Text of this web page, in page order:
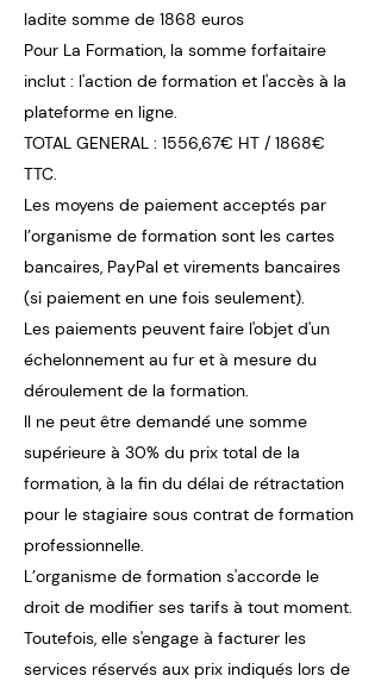
ladite somme de 1868 euros
Pour La Formation, la somme forfaitaire
inclut : l'action de formation et l'accès à la
plateforme en ligne.
TOTAL GENERAL : 1556,67€ HT / 1868€
TTC.
Les moyens de paiement acceptés par
l’organisme de formation sont les cartes
bancaires, PayPal et virements bancaires
(si paiement en une fois seulement).
Les paiements peuvent faire l'objet d'un
échelonnement au fur et à mesure du
déroulement de la formation.
Il ne peut être demandé une somme
supérieure à 30% du prix total de la
formation, à la fin du délai de rétractation
pour le stagiaire sous contrat de formation
professionnelle.
L’organisme de formation s'accorde le
droit de modifier ses tarifs à tout moment.
Toutefois, elle s'engage à facturer les
services réservés aux prix indiqués lors de